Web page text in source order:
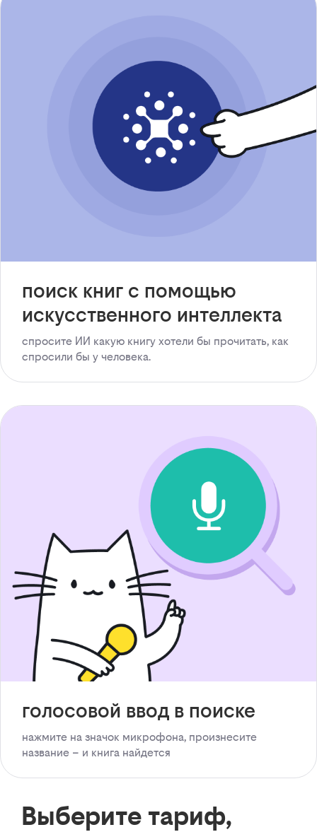
поиск книг с помощью
искусственного интеллекта
спросите ИИ какую книгу хотели бы прочитать, как
спросили бы у человека.
голосовой ввод в поиске
нажмите на значок микрофона, произнесите
название – и книга найдется
Выберите тариф,